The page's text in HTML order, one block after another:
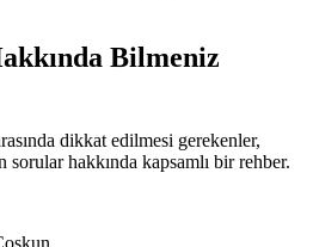
Bilmeniz
dikkat edilmesi gerekenler,
sorular hakkında kapsamlı bir rehber.